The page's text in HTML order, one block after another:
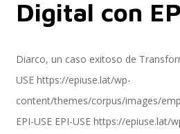
Servicios y productos cloud
SAP S/4 HANA
Digital con
Diarco, un caso exitoso de
USE https://epiuse.lat/wp-
content/themes/corpus/images/
EPI-USE EPI-USE https://epiuse.lat/